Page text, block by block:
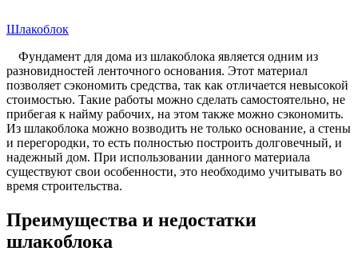
Шлакоблок
Фундамент для дома из шлакоблока является одним из
разновидностей ленточного основания. Этот материал
позволяет сэкономить средства, так как отличается невысокой
стоимостью. Такие работы можно сделать самостоятельно, не
прибегая к найму рабочих, на этом также можно сэкономить.
Из шлакоблока можно возводить не только основание, а стены
и перегородки, то есть полностью построить долговечный, и
надежный дом. При использовании данного материала
существуют свои особенности, это необходимо учитывать во
время строительства.
Преимущества и недостатки
шлакоблока